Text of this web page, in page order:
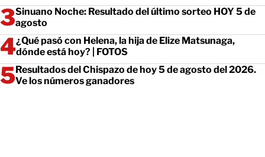
Sinuano Noche: Resultado del último sorteo HOY 5 de
agosto
¿Qué pasó con Helena, la hija de Elize Matsunaga,
dónde está hoy? | FOTOS
Resultados del Chispazo de hoy 5 de agosto del 2026.
Ve los números ganadores